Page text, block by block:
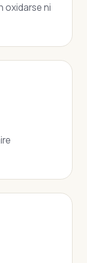
oxidarse ni